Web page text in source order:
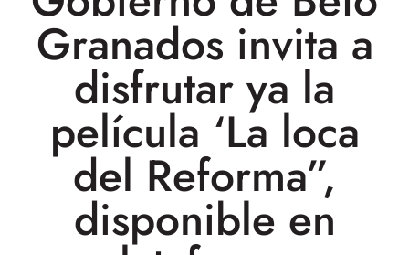
Granados invita a
disfrutar ya la
película ‘La loca
del Reforma”,
disponible en